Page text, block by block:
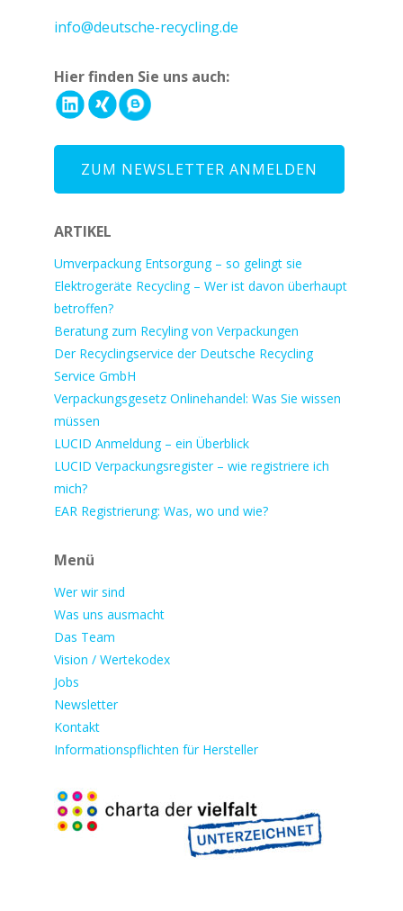
info@deutsche-recycling.de
Hier finden Sie uns auch:
ZUM NEWSLETTER ANMELDEN
ARTIKEL
Umverpackung Entsorgung – so gelingt sie
Elektrogeräte Recycling – Wer ist davon überhaupt
betroffen?
Beratung zum Recyling von Verpackungen
Der Recyclingservice der Deutsche Recycling
Service GmbH
Verpackungsgesetz Onlinehandel: Was Sie wissen
müssen
LUCID Anmeldung – ein Überblick
LUCID Verpackungsregister – wie registriere ich
mich?
EAR Registrierung: Was, wo und wie?
Menü
Wer wir sind
Was uns ausmacht
Das Team
Vision / Wertekodex
Jobs
Newsletter
Kontakt
Informationspflichten für Hersteller